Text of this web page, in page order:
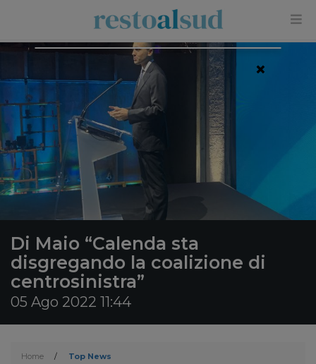
Di Maio “Calenda sta
disgregando la coalizione di
centrosinistra”
05 Ago 2022 11:44
Home / Top News
×